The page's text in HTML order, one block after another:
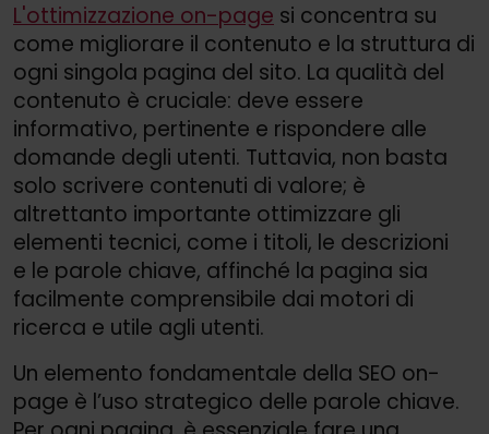
L'ottimizzazione on-page si concentra su
come migliorare il contenuto e la struttura di
ogni singola pagina del sito. La qualità del
contenuto è cruciale: deve essere
informativo, pertinente e rispondere alle
domande degli utenti. Tuttavia, non basta
solo scrivere contenuti di valore; è
altrettanto importante ottimizzare gli
elementi tecnici, come i titoli, le descrizioni
e le parole chiave, affinché la pagina sia
facilmente comprensibile dai motori di
ricerca e utile agli utenti.
Un elemento fondamentale della SEO on-
page è l’uso strategico delle parole chiave.